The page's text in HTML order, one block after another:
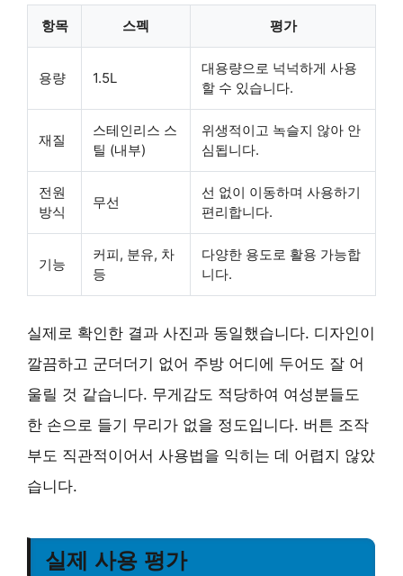
항목 스펙 평가
용량 1.5L
대용량으로 넉넉하게 사용
할 수 있습니다.
재질
스테인리스 스
틸 (내부)
위생적이고 녹슬지 않아 안
심됩니다.
전원
방식
무선
선 없이 이동하며 사용하기
편리합니다.
기능
커피, 분유, 차
등
다양한 용도로 활용 가능합
니다.
실제로 확인한 결과 사진과 동일했습니다. 디자인이
깔끔하고 군더더기 없어 주방 어디에 두어도 잘 어
울릴 것 같습니다. 무게감도 적당하여 여성분들도
한 손으로 들기 무리가 없을 정도입니다. 버튼 조작
부도 직관적이어서 사용법을 익히는 데 어렵지 않았
습니다.
실제 사용 평가